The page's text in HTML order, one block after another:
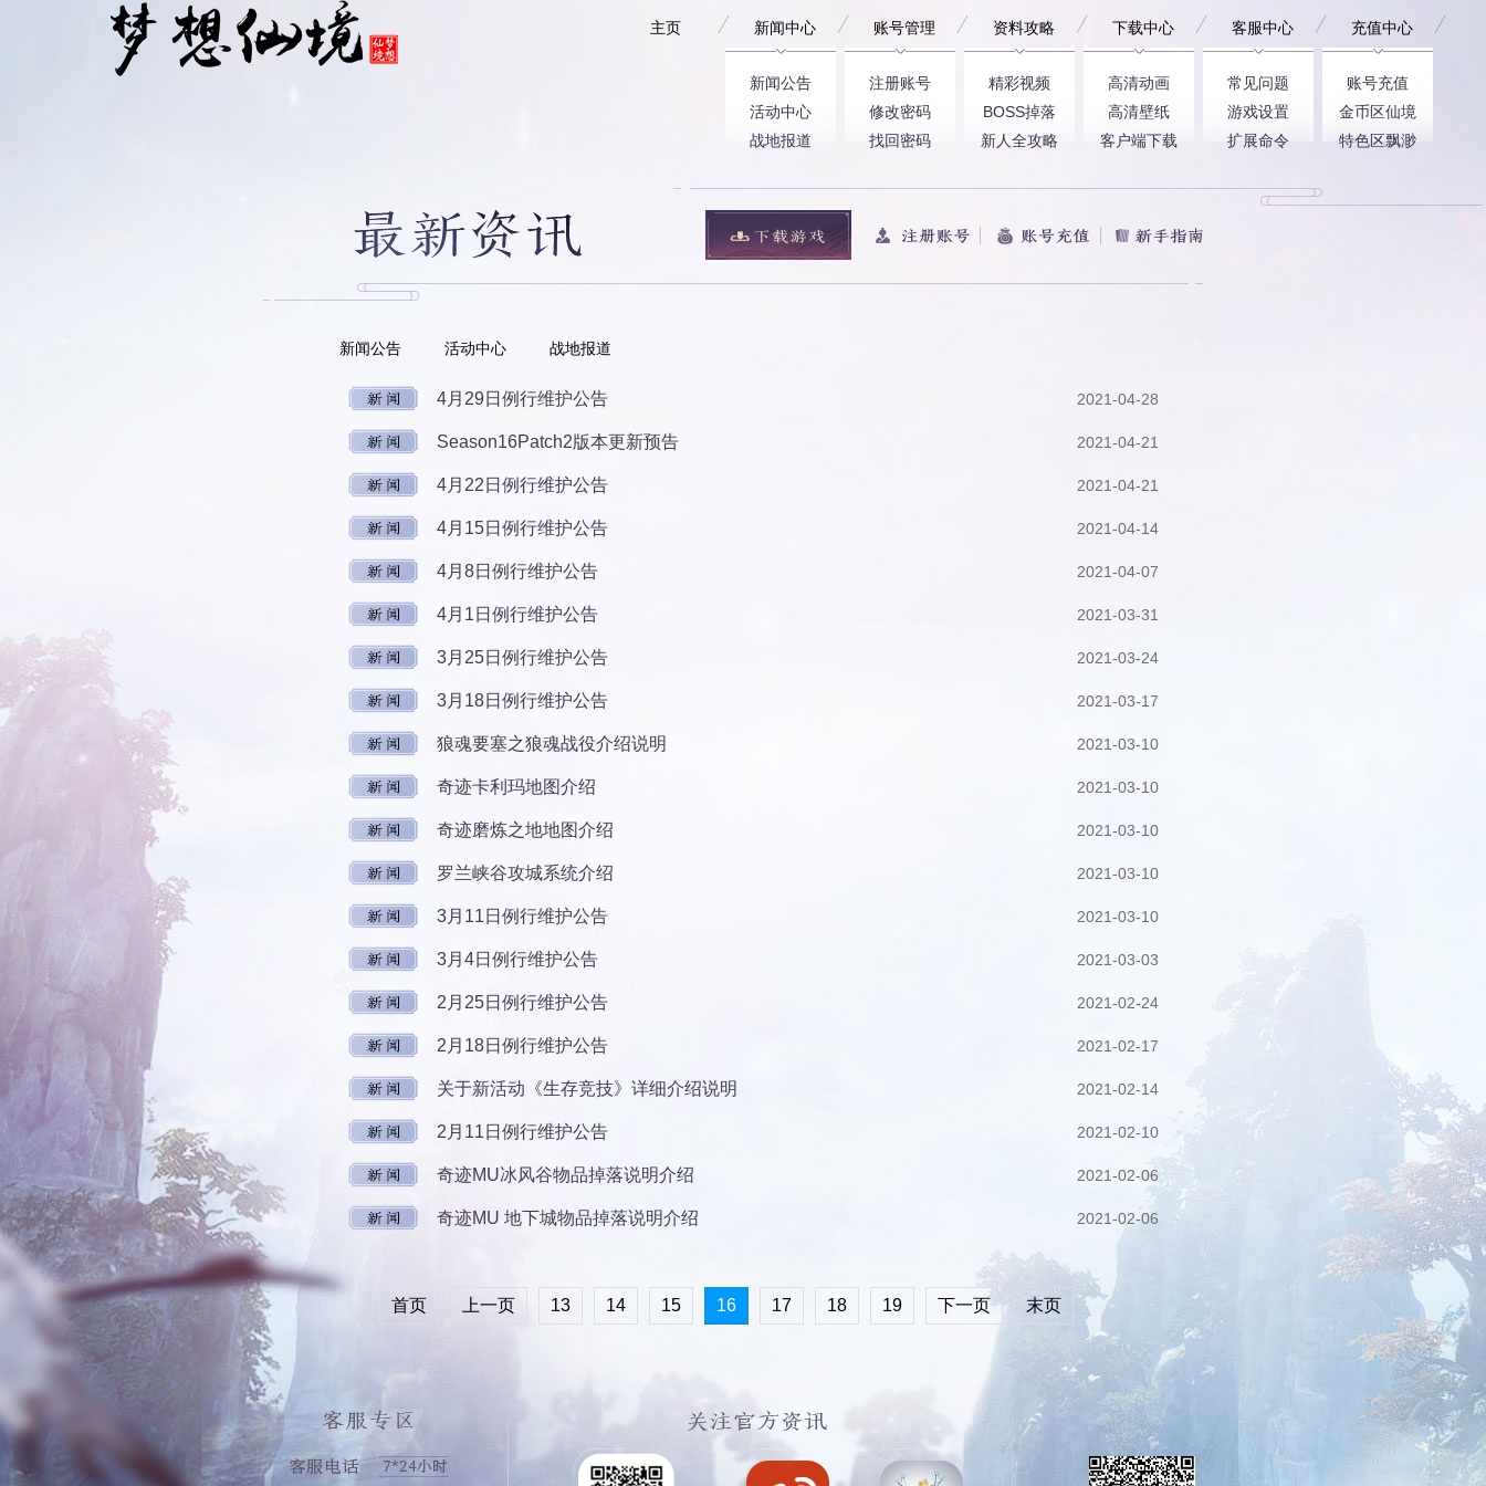
主页 新闻中心
新闻公告
活动中心
战地报道
账号管理
注册账号
修改密码
找回密码
资料攻略
精彩视频
BOSS掉落
新人全攻略
下载中心
高清动画
高清壁纸
客户端下载
客服中心
常见问题
游戏设置
扩展命令
充值中心
账号充值
金币区仙境
特色区飘渺
新闻公告 活动中心 战地报道
4月29日例行维护公告 2021-04-28
Season16Patch2版本更新预告 2021-04-21
4月22日例行维护公告 2021-04-21
4月15日例行维护公告 2021-04-14
4月8日例行维护公告 2021-04-07
4月1日例行维护公告 2021-03-31
3月25日例行维护公告 2021-03-24
3月18日例行维护公告 2021-03-17
狼魂要塞之狼魂战役介绍说明 2021-03-10
奇迹卡利玛地图介绍 2021-03-10
奇迹磨炼之地地图介绍 2021-03-10
罗兰峡谷攻城系统介绍 2021-03-10
3月11日例行维护公告 2021-03-10
3月4日例行维护公告 2021-03-03
2月25日例行维护公告 2021-02-24
2月18日例行维护公告 2021-02-17
关于新活动《生存竞技》详细介绍说明 2021-02-14
2月11日例行维护公告 2021-02-10
奇迹MU冰风谷物品掉落说明介绍 2021-02-06
奇迹MU 地下城物品掉落说明介绍 2021-02-06
首页 上一页 13 14 15 16 17 18 19 下一页 末页